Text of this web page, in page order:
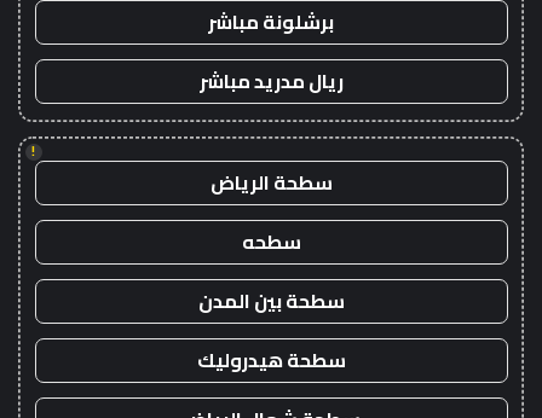
برشلونة مباشر
ريال مدريد مباشر
!
سطحة الرياض
سطحه
سطحة بين المدن
سطحة هيدروليك